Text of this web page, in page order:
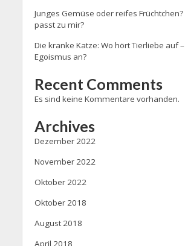
Junges Gemüse oder reifes Früchtchen?
passt zu mir?
Die kranke Katze: Wo hört Tierliebe auf
Egoismus an?
Recent Comments
Es sind keine Kommentare vorhanden.
Archives
Dezember 2022
November 2022
Oktober 2022
Oktober 2018
August 2018
April 2018